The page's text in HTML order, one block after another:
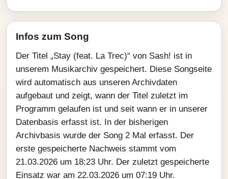
Infos zum Song
Der Titel „Stay (feat. La Trec)“ von Sash! ist in
unserem Musikarchiv gespeichert. Diese Songseite
wird automatisch aus unseren Archivdaten
aufgebaut und zeigt, wann der Titel zuletzt im
Programm gelaufen ist und seit wann er in unserer
Datenbasis erfasst ist. In der bisherigen
Archivbasis wurde der Song 2 Mal erfasst. Der
erste gespeicherte Nachweis stammt vom
21.03.2026 um 18:23 Uhr. Der zuletzt gespeicherte
Einsatz war am 22.03.2026 um 07:19 Uhr.